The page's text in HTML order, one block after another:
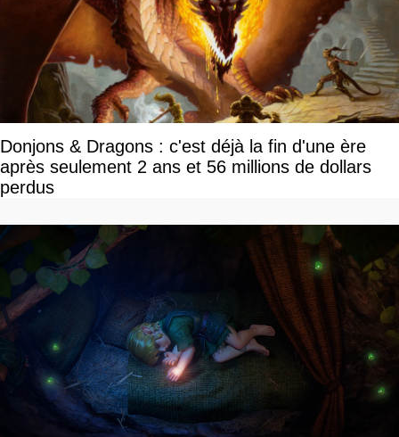
Donjons & Dragons : c'est déjà la fin d'une ère
après seulement 2 ans et 56 millions de dollars
perdus